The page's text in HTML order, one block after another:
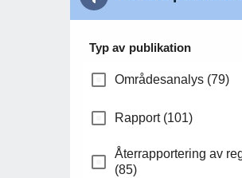
Typ av publikation
Områdesanalys (79)
Rapport (101)
Återrapportering av
(85)